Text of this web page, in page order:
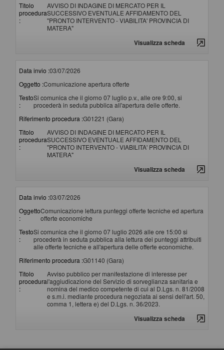
Titolo
procedura
:
AVVISO DI INDAGINE DI MERCATO PER IL
SUCCESSIVO EVENTUALE AFFIDAMENTO DEL
"PRONTO INTERVENTO - VIABILITA' PROVINCIA DI
MATERA"
Visualizza scheda
Data invio :03/07/2026
Oggetto :Comunicazione apertura offerte
Testo
:
Si comunica che il giorno 07 luglio p.v., alle ore 9:00, si
procederà in seduta pubblica all'apertura delle offerte.
Riferimento procedura :G01221 (Gara)
Titolo
procedura
:
AVVISO DI INDAGINE DI MERCATO PER IL
SUCCESSIVO EVENTUALE AFFIDAMENTO DEL
"PRONTO INTERVENTO - VIABILITA' PROVINCIA DI
MATERA"
Visualizza scheda
Data invio :03/07/2026
Oggetto
:
Comunicazione lettura punteggi offerte tecniche ed apertura
offerte economiche
Testo
:
Si comunica che il giorno 07 luglio 2026 alle ore 15:00 si
procederà in seduta pubblica alla lettura dei punteggi attribuiti
alle offerte tecniche e all'apertura delle offerte economiche.
Riferimento procedura :G01140 (Gara)
Titolo
procedura
:
Avviso pubblico per manifestazione di interesse per
l'aggiudicazione del Servizio di sorveglianza sanitaria e
nomina del medico competente di cui al D.Lgs. n. 81/2008
e s.m.i. mediante procedura negoziata ai sensi dell'art. 50,
comma 1, lettera e) del D.Lgs. n. 36/2023.
Visualizza scheda